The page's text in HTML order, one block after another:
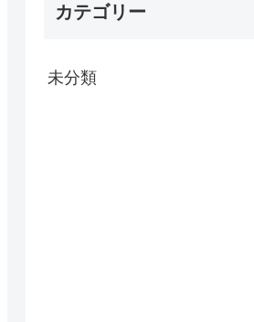
カテゴリー
未分類